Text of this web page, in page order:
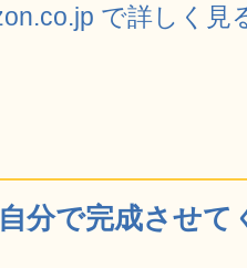
で詳しく見
分で完成させ